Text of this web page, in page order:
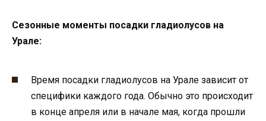
Сезонные моменты посадки гладиолусов на
Урале:
Время посадки гладиолусов на Урале зависит от
специфики каждого года. Обычно это происходит
в конце апреля или в начале мая, когда прошли